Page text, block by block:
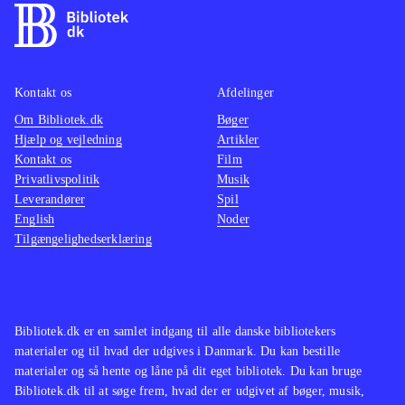
lækre grafik er spillet en direkte
filmisk oplevelse
leder tankerne hen på The Elder
Scrolls-serien og GTA-serien. Serien
findes også på en lang række
biblioteker
Assassin's Creed-serien er
monumental, og dette spil viser
hvorfor. Her har man historie, action,
den heldige låner en herlig
spiloplevelse .
Bibliotek.dk er en samlet indgang til alle danske bibliotekers
materialer og til hvad der udgives i Danmark. Du kan bestille
materialer og så hente og låne på dit eget bibliotek. Du kan bruge
Bibliotek.dk til at søge frem, hvad der er udgivet af bøger, musik,
Kontakt os
Om Bibliotek.dk
Hjælp og vejledning
Kontakt os
Privatlivspolitik
Leverandører
English
Tilgængelighedserklæring
Afdelinger
Bøger
Artikler
Film
Musik
Spil
Noder